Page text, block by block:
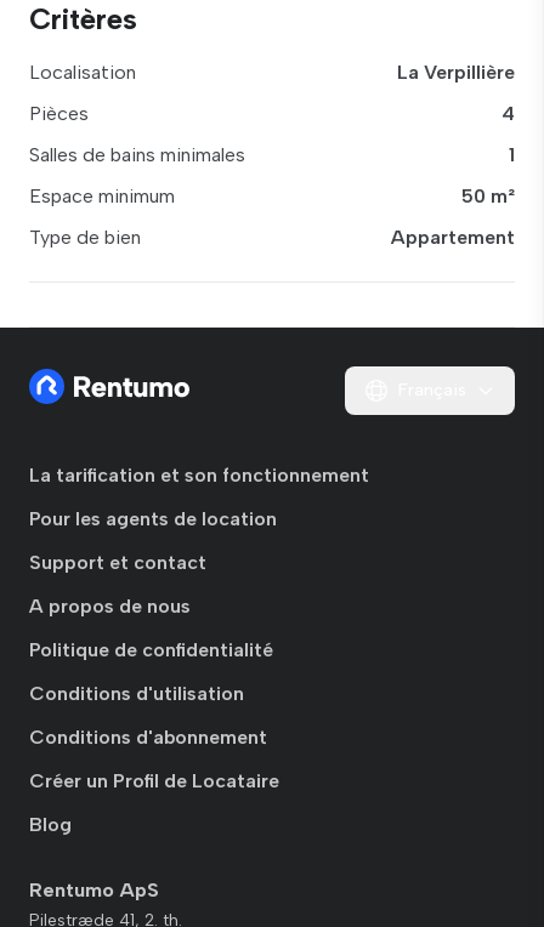
Critères
Localisation
La Verpillière
Pièces
4
Salles de bains minimales
1
Espace minimum
50 m²
Type de bien
Appartement
La tarification et son fonctionnement
Pour les agents de location
Support et contact
A propos de nous
Politique de confidentialité
Conditions d'utilisation
Conditions d'abonnement
Créer un Profil de Locataire
Blog
Rentumo ApS
Pilestræde 41, 2. th.